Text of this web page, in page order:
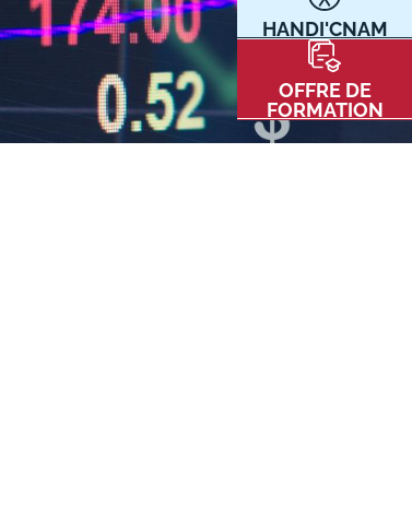
HANDI'CNAM
OFFRE DE
FORMATION
Communication
Kits communications Cnam
Prospect
Fiche contact salons, forums,